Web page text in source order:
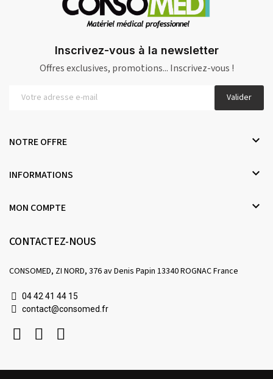
Inscrivez-vous à la newsletter
Offres exclusives, promotions... Inscrivez-vous !
Valider
NOTRE OFFRE 
INFORMATIONS 
MON COMPTE 
CONTACTEZ-NOUS
CONSOMED, ZI NORD, 376 av Denis Papin 13340 ROGNAC France
04 42 41 44 15
contact@consomed.fr